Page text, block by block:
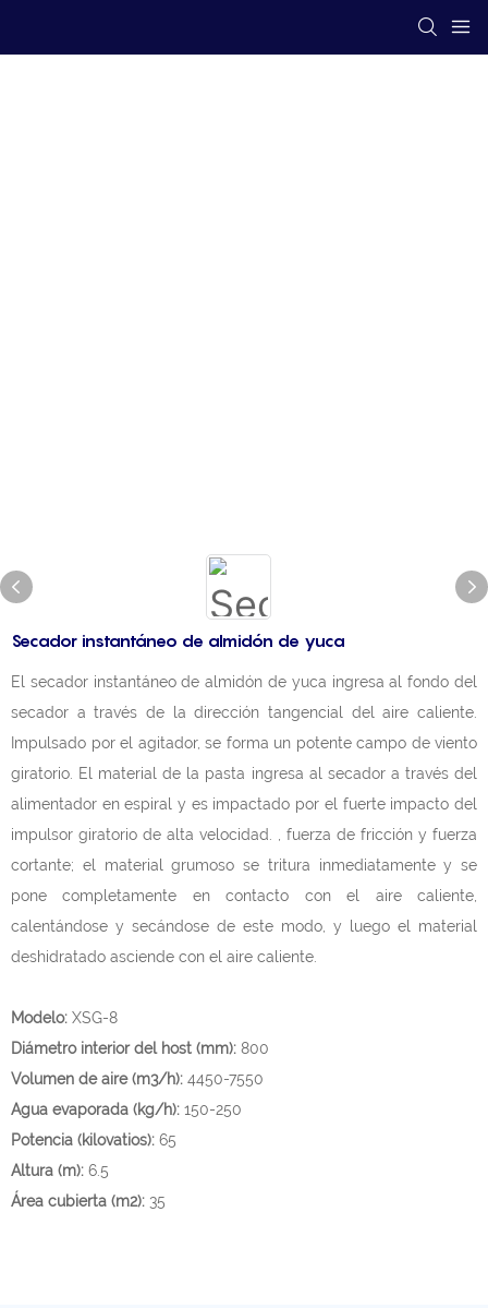
Secador instantáneo de almidón de yuca
El secador instantáneo de almidón de yuca ingresa al fondo del
secador a través de la dirección tangencial del aire caliente.
Impulsado por el agitador, se forma un potente campo de viento
giratorio. El material de la pasta ingresa al secador a través del
alimentador en espiral y es impactado por el fuerte impacto del
impulsor giratorio de alta velocidad. , fuerza de fricción y fuerza
cortante; el material grumoso se tritura inmediatamente y se
pone completamente en contacto con el aire caliente,
calentándose y secándose de este modo, y luego el material
deshidratado asciende con el aire caliente.
Modelo: XSG-8
Diámetro interior del host (mm): 800
Volumen de aire (m3/h): 4450-7550
Agua evaporada (kg/h): 150-250
Potencia (kilovatios): 65
Altura (m): 6.5
Área cubierta (m2): 35